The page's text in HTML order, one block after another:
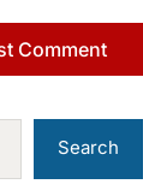
Search